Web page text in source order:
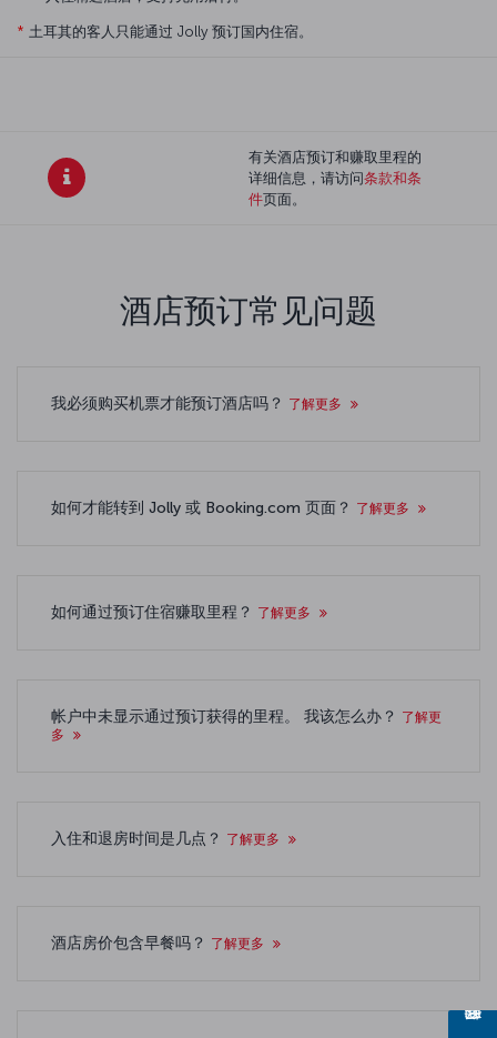
* 土耳其的客人只能通过 Jolly 预订国内住宿。
有关酒店预订和赚取里程的
详细信息，请访问条款和条
件页面。
酒店预订常见问题
我必须购买机票才能预订酒店吗？ 了解更多
如何才能转到 Jolly 或 Booking.com 页面？ 了解更多
如何通过预订住宿赚取里程？ 了解更多
帐户中未显示通过预订获得的里程。 我该怎么办？ 了解更
多
入住和退房时间是几点？ 了解更多
酒店房价包含早餐吗？ 了解更多